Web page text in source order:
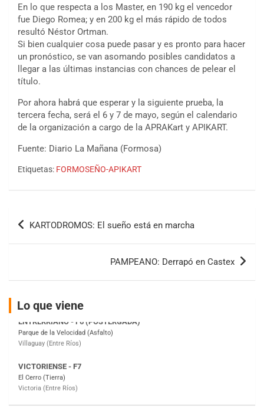
En lo que respecta a los Master, en 190 kg el vencedor
fue Diego Romea; y en 200 kg el más rápido de todos
resultó Néstor Ortman.
Si bien cualquier cosa puede pasar y es pronto para hacer
un pronóstico, se van asomando posibles candidatos a
llegar a las últimas instancias con chances de pelear el
título.
Por ahora habrá que esperar y la siguiente prueba, la
tercera fecha, será el 6 y 7 de mayo, según el calendario
de la organización a cargo de la APRAKart y APIKART.
Fuente: Diario La Mañana (Formosa)
Etiquetas: FORMOSEÑO-APIKART
Navegación
KARTODROMOS: El sueño está en marcha
PAMPEANO: Derrapó en Castex
Lo que viene
08/09-AGO
Ramiro Tot (Asfalto)
Ciudad de Trenque Lauquen (Asfalto)
ENTRERRIANO - F6 (POSTERGADA)
Parque de la Velocidad (Asfalto)
Villaguay (Entre Ríos)
VICTORIENSE - F7
Victoria (Entre Ríos)
PATAGONICO - F6